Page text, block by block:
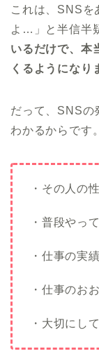
これは、SNSを
よ…」と半信半
いるだけで、本
くるようになり
だって、SNSの
わかるからです。
・その人の
・普段やっ
・仕事の実
・仕事のお
・大切にし